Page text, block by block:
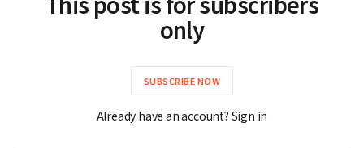
only
SUBSCRIBE NOW
Already have an account? Sign in